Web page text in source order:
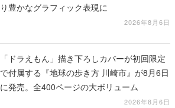
り豊かなグラフィック表現に
2026年8月6日
「ドラえもん」描き下ろしカバーが初回限定
で付属する『地球の歩き方 川崎市』が8月6日
に発売。全400ページの大ボリューム
2026年8月6日